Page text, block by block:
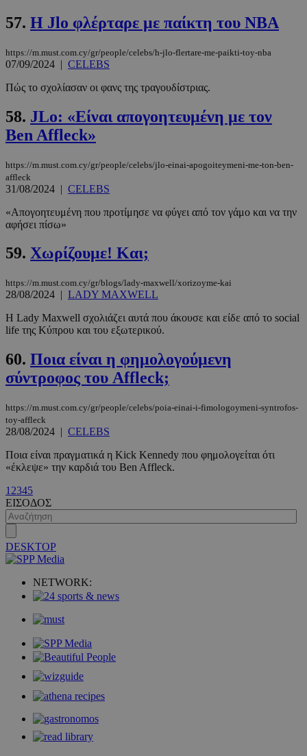
57. H Jlo φλέρταρε με παίκτη του NBA
https://m.must.com.cy/gr/people/celebs/h-jlo-flertare-me-paikti-toy-nba
07/09/2024 | CELEBS
Πώς το σχολίασαν οι φανς της τραγουδίστριας.
58. JLo: «Είναι απογοητευμένη με τον
Ben Affleck»
https://m.must.com.cy/gr/people/celebs/jlo-einai-apogoiteymeni-me-ton-ben-
affleck
31/08/2024 | CELEBS
«Απογοητευμένη που προτίμησε να φύγει από τον γάμο και να την
αφήσει πίσω»
59. Χωρίζουμε! Και;
https://m.must.com.cy/gr/blogs/lady-maxwell/xorizoyme-kai
28/08/2024 | LADY MAXWELL
Η Lady Maxwell σχολιάζει αυτά που άκουσε και είδε από το social
life της Κύπρου και του εξωτερικού.
60. Ποια είναι η φημολογούμενη
σύντροφος του Affleck;
https://m.must.com.cy/gr/people/celebs/poia-einai-i-fimologoymeni-syntrofos-
toy-affleck
28/08/2024 | CELEBS
Ποια είναι πραγματικά η Kick Kennedy που φημολογείται ότι
«έκλεψε» την καρδιά του Ben Affleck.
1 2345
ΕΙΣΟΔΟΣ
DESKTOP
NETWORK:
VISITOR_PRIVACY_METADATA